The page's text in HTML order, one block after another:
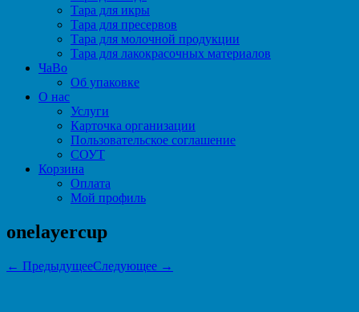
Тара для икры
Тара для пресервов
Тара для молочной продукции
Тара для лакокрасочных материалов
ЧаВо
Об упаковке
О нас
Услуги
Карточка организации
Пользовательское соглашение
СОУТ
Корзина
Оплата
Мой профиль
onelayercup
← ПредыдущееСледующее →